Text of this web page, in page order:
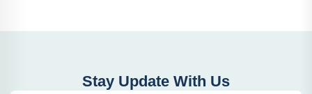
Stay Update With Us